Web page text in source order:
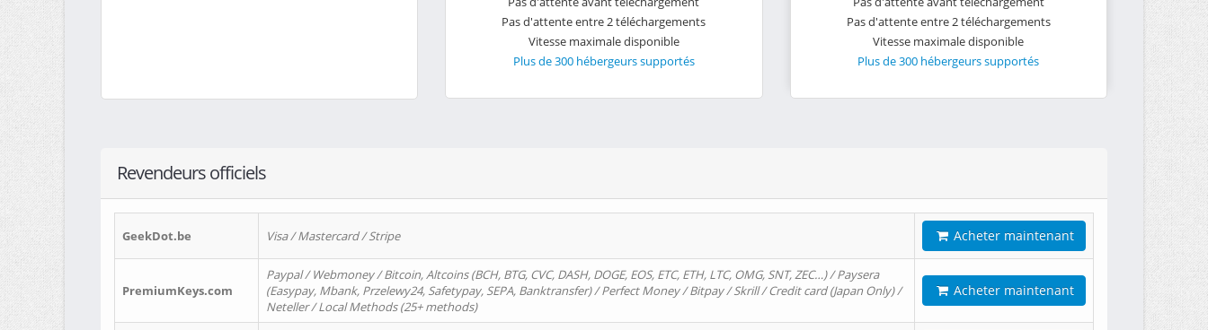
Pas d'attente entre 2 téléchargements
Vitesse maximale disponible
Plus de 300 hébergeurs supportés
Pas d'attente entre 2 téléchargements
Vitesse maximale disponible
Plus de 300 hébergeurs supportés
Revendeurs officiels
GeekDot.be Visa / Mastercard / Stripe Acheter maintenant
PremiumKeys.com
Paypal / Webmoney / Bitcoin, Altcoins (BCH, BTG, CVC, DASH, DOGE, EOS, ETC, ETH, LTC, OMG, SNT, ZEC…) / Paysera
(Easypay, Mbank, Przelewy24, Safetypay, SEPA, Banktransfer) / Perfect Money / Bitpay / Skrill / Credit card (Japan Only) /
Neteller / Local Methods (25+ methods)
Acheter maintenant